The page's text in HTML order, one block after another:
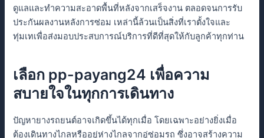
ดูแลและทำความสะอาดพื้นที่หลังจากเสร็จงาน ตลอดจนการรับ
ประกันผลงานหลังการซ่อม เหล่านี้ล้วนเป็นสิ่งที่เราตั้งใจและ
ทุ่มเทเพื่อส่งมอบประสบการณ์บริการที่ดีที่สุดให้กับลูกค้าทุกท่าน
เลือก pp-payang24 เพื่อความ
สบายใจในทุกการเดินทาง
ปัญหายางรถยนต์อาจเกิดขึ้นได้ทุกเมื่อ โดยเฉพาะอย่างยิ่งเมื่อ
ต้องเดินทางไกลหรืออยู่ห่างไกลจากอู่ซ่อมรถ ซึ่งอาจสร้างความ